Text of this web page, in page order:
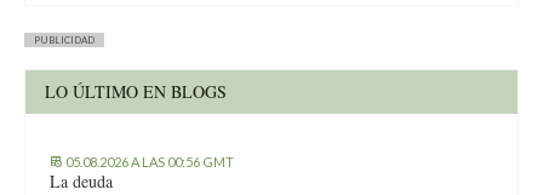
PUBLICIDAD
LO ÚLTIMO EN BLOGS
05.08.2026 A LAS 00:56 GMT
La deuda